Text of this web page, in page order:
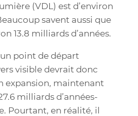
(VDL) est d’environ
savent aussi que
13.8 milliards d’années.
point de départ
visible devrait donc
expansion, maintenant
milliards d’années-
Pourtant, en réalité, il